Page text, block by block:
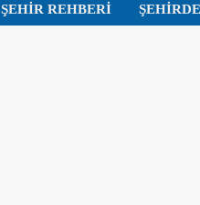
ŞEHİR REHBERİ